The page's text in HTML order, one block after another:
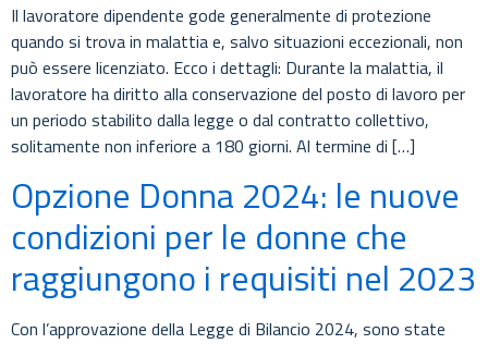
Il lavoratore dipendente gode generalmente di protezione
quando si trova in malattia e, salvo situazioni eccezionali, non
può essere licenziato. Ecco i dettagli: Durante la malattia, il
lavoratore ha diritto alla conservazione del posto di lavoro per
un periodo stabilito dalla legge o dal contratto collettivo,
solitamente non inferiore a 180 giorni. Al termine di […]
Opzione Donna 2024: le nuove
condizioni per le donne che
raggiungono i requisiti nel 2023
Con l’approvazione della Legge di Bilancio 2024, sono state